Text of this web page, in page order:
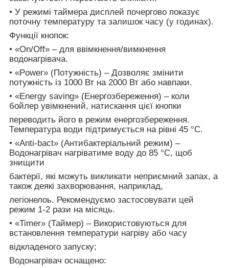
• У режимі таймера дисплей почергово показує
поточну температуру та залишок часу (у годинах).
Функції кнопок:
• «On/Off» – для ввімкнення/вимкнення
водонагрівача.
• «Power» (Потужність) – Дозволяє змінити
потужність із 1000 Вт на 2000 Вт або навпаки.
• «Energy saving» (Енергозбереження) – коли
бойлер увімкнений, натискання цієї кнопки
переводить його в режим енергозбереження.
Температура води підтримується на рівні 45 °C.
• «Anti-bact» (Антибактеріальний режим) –
Водонагрівач нагріватиме воду до 85 °C, щоб
знищити
бактерії, які можуть викликати неприємний запах, а
також деякі захворювання, наприклад,
легіонелоь. Рекомендуємо застосовувати цей
режим 1-2 рази на місяць.
• «Timer» (Таймер) – Використовуються для
встановлення температури нагріву або часу
відкладеного запуску;
Водонагрівач оснащено: